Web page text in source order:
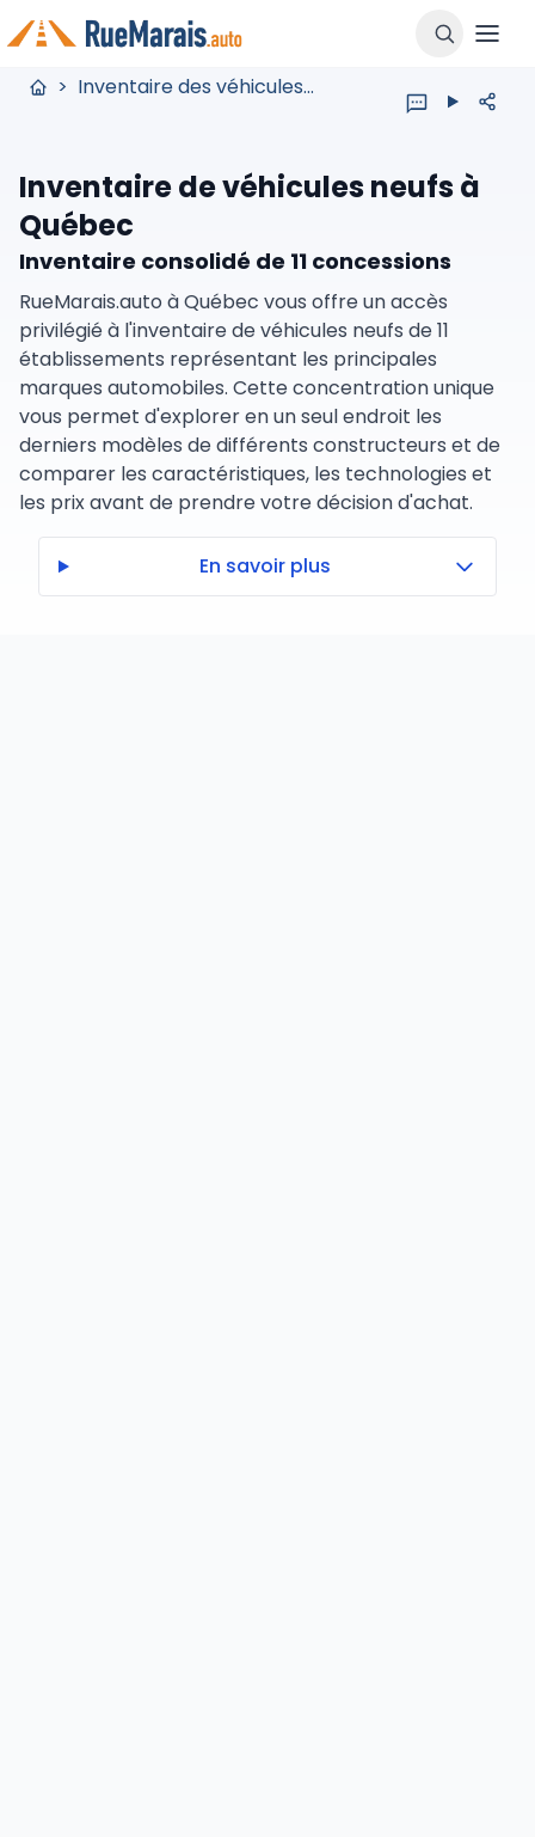
> Inventaire des véhicules neufs
Inventaire de véhicules neufs à
Québec
Inventaire consolidé de 11 concessions
RueMarais.auto à Québec vous offre un accès
privilégié à l'inventaire de véhicules neufs de 11
établissements représentant les principales
marques automobiles. Cette concentration unique
vous permet d'explorer en un seul endroit les
derniers modèles de différents constructeurs et de
comparer les caractéristiques, les technologies et
les prix avant de prendre votre décision d'achat.
En savoir plus